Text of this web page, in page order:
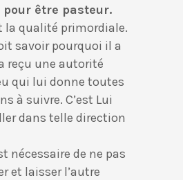
être pasteur.
la qualité primordiale.
savoir pourquoi il a
reçu une autorité
qui lui donne toutes
à suivre. C’est Lui
dans telle direction
nécessaire de ne pas
et laisser l’autre